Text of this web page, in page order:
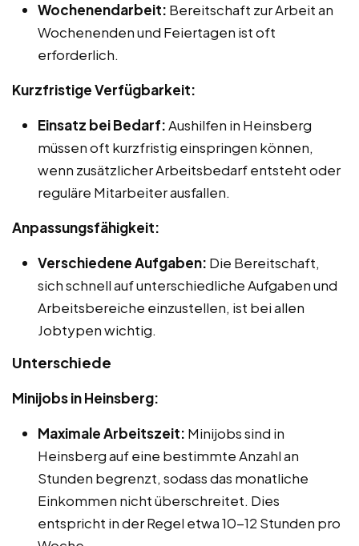
Wochenendarbeit: Bereitschaft zur Arbeit an
Wochenenden und Feiertagen ist oft
erforderlich.
Kurzfristige Verfügbarkeit:
Einsatz bei Bedarf:Aushilfen in Heinsberg
müssen oft kurzfristig einspringen können,
wenn zusätzlicher Arbeitsbedarf entsteht oder
reguläre Mitarbeiter ausfallen.
Anpassungsfähigkeit:
Verschiedene Aufgaben: Die Bereitschaft,
sich schnell auf unterschiedliche Aufgaben und
Arbeitsbereiche einzustellen, ist bei allen
Jobtypen wichtig.
Unterschiede
Minijobs in Heinsberg:
Maximale Arbeitszeit: Minijobs sind in
Heinsberg auf eine bestimmte Anzahl an
Stunden begrenzt, sodass das monatliche
Einkommen nicht überschreitet. Dies
entspricht in der Regel etwa 10-12 Stunden pro